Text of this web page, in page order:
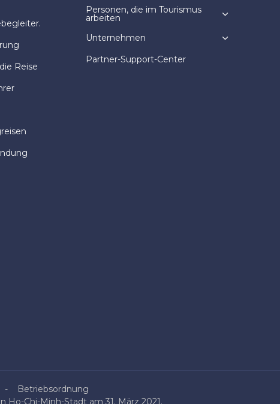
Reise
Personen, die im Tourismus
arbeiten
Unternehmen
Partner-Support-Center
Betriebsordnung
Chi-Minh-Stadt am 31. März 2021.